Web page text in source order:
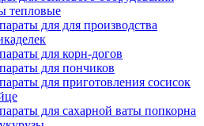
тепловые
для для производства
для корн-догов
для пончиков
для приготовления сосисок
для сахарной ваты попкорна